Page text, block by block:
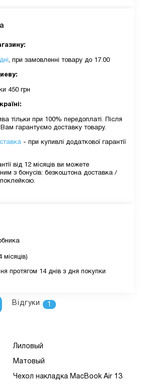
, при замовленні товару до 17.00
450 грн
тільки при 100% передоплаті. Після
гарантуємо доставку товару.
- при купивлі додаткової гарантії
від 12 місяців ви можете
з бонусів: безкоштона доставка /
протягом 14 днів з дня покупки
Відгуки 1
Лиловый
Матовый
Чехол накладка MacBook Air 13